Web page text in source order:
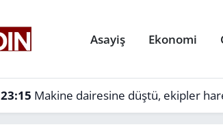
Asayiş Ekonomi
23:15 Makine dairesine düştü, ekipler